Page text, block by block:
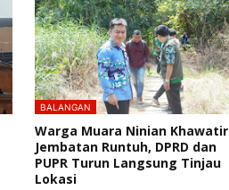
BALANGAN
Warga Muara Ninian Khawatir
Jembatan Runtuh, DPRD dan
PUPR Turun Langsung Tinjau
Lokasi